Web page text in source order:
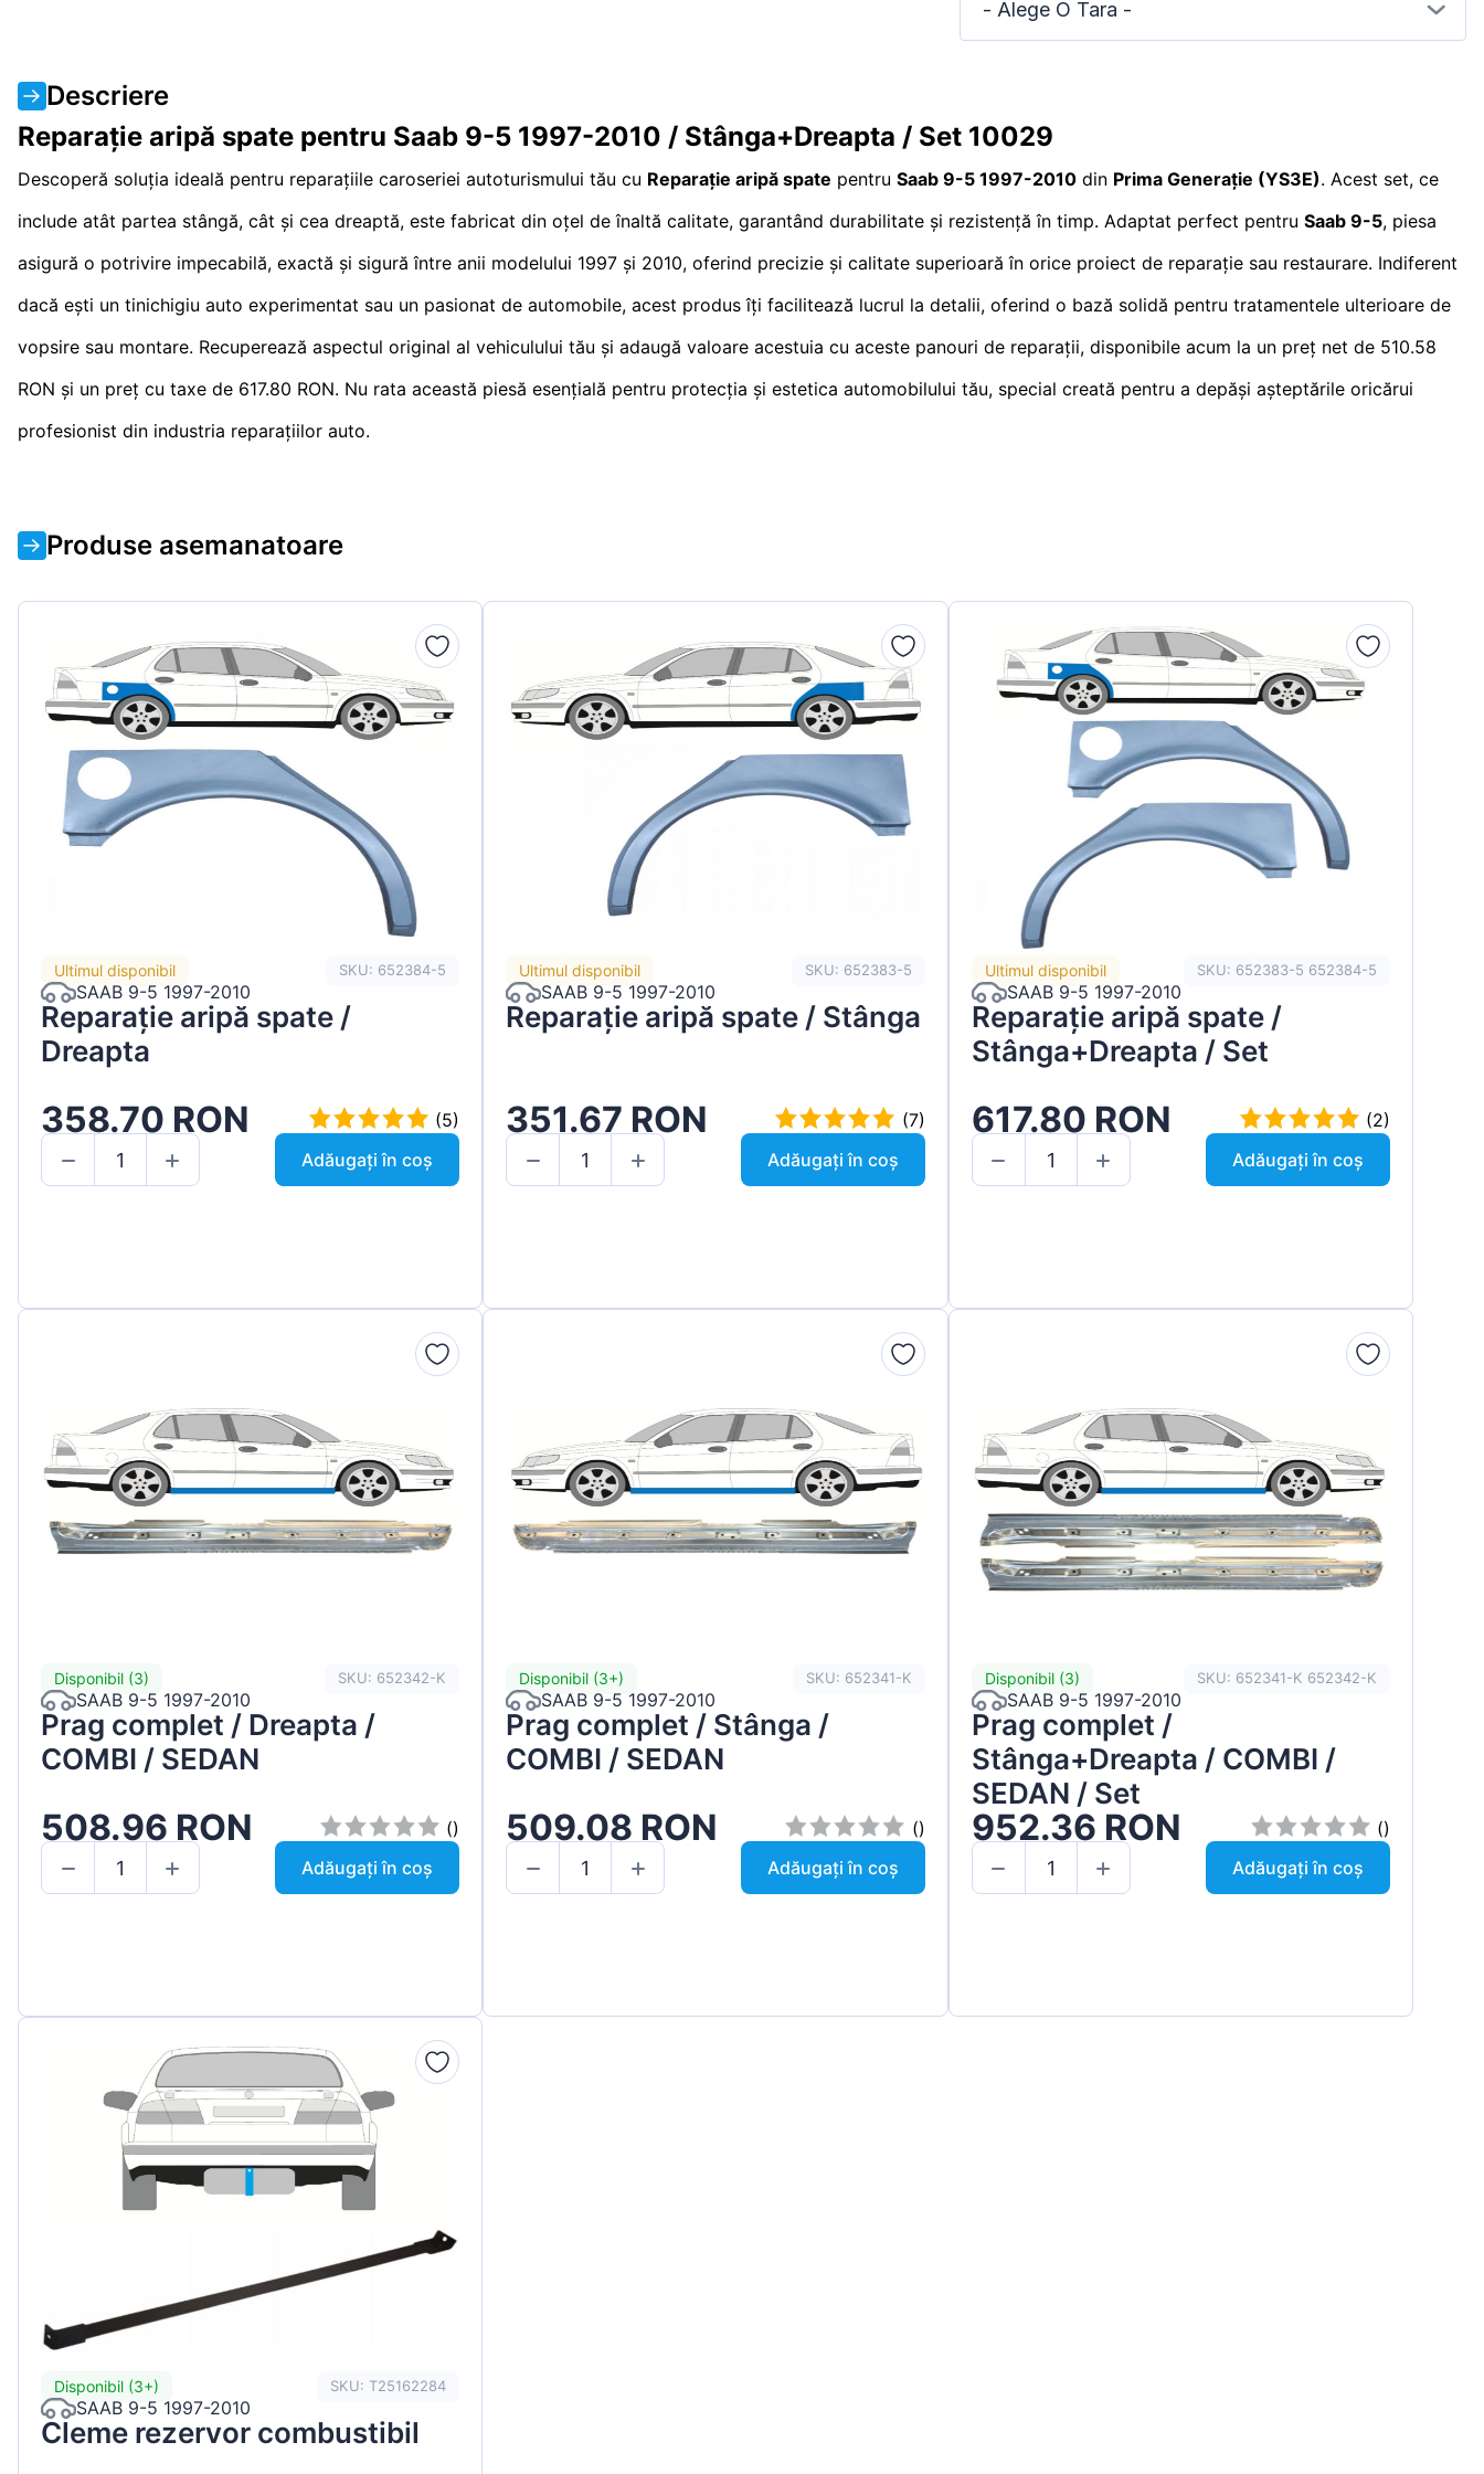
- Alege O Tara -
Descriere
Reparație aripă spate pentru Saab 9-5 1997-2010 / Stânga+Dreapta / Set 10029
Descoperă soluția ideală pentru reparațiile caroseriei autoturismului tău cu Reparație aripă spate pentru Saab 9-5 1997-2010 din Prima Generație (YS3E). Acest set, ce
include atât partea stângă, cât și cea dreaptă, este fabricat din oțel de înaltă calitate, garantând durabilitate și rezistență în timp. Adaptat perfect pentru Saab 9-5, piesa
asigură o potrivire impecabilă, exactă și sigură între anii modelului 1997 și 2010, oferind precizie și calitate superioară în orice proiect de reparație sau restaurare. Indiferent
dacă ești un tinichigiu auto experimentat sau un pasionat de automobile, acest produs îți facilitează lucrul la detalii, oferind o bază solidă pentru tratamentele ulterioare de
vopsire sau montare. Recuperează aspectul original al vehiculului tău și adaugă valoare acestuia cu aceste panouri de reparații, disponibile acum la un preț net de 510.58
RON și un preț cu taxe de 617.80 RON. Nu rata această piesă esențială pentru protecția și estetica automobilului tău, special creată pentru a depăși așteptările oricărui
profesionist din industria reparațiilor auto.
Produse asemanatoare
Ultimul disponibil SKU: 652384-5
SAAB 9-5 1997-2010
Reparație aripă spate /
Dreapta
358.70 RON
(5)
Adăugați în coș
Ultimul disponibil SKU: 652383-5
SAAB 9-5 1997-2010
Reparație aripă spate / Stânga
351.67 RON
(7)
Adăugați în coș
Ultimul disponibil SKU: 652383-5 652384-5
SAAB 9-5 1997-2010
Reparație aripă spate /
Stânga+Dreapta / Set
617.80 RON
(2)
Adăugați în coș
Disponibil (3) SKU: 652342-K
SAAB 9-5 1997-2010
Prag complet / Dreapta /
COMBI / SEDAN
508.96 RON
()
Adăugați în coș
Disponibil (3+) SKU: 652341-K
SAAB 9-5 1997-2010
Prag complet / Stânga /
COMBI / SEDAN
509.08 RON
()
Adăugați în coș
Disponibil (3) SKU: 652341-K 652342-K
SAAB 9-5 1997-2010
Prag complet /
Stânga+Dreapta / COMBI /
SEDAN / Set
952.36 RON
()
Adăugați în coș
Disponibil (3+) SKU: T25162284
SAAB 9-5 1997-2010
Cleme rezervor combustibil